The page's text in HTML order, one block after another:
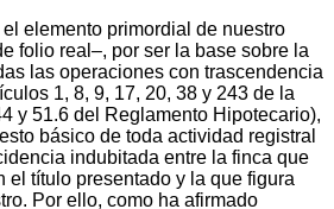
elemento primordial de nuestro
folio real–, por ser la base sobre la
las operaciones con trascendencia
1, 8, 9, 17, 20, 38 y 243 de la
y 51.6 del Reglamento Hipotecario),
básico de toda actividad registral
indubitada entre la finca que
el título presentado y la que figura
Por ello, como ha afirmado